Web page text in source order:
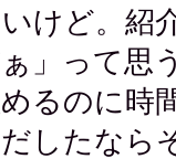
けど。紹
」って思
るのに時
したなら